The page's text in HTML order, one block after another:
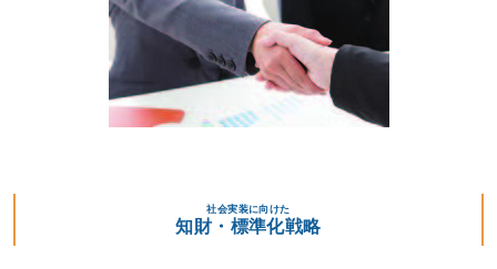
社会実装に向けた
知財・標準化戦略